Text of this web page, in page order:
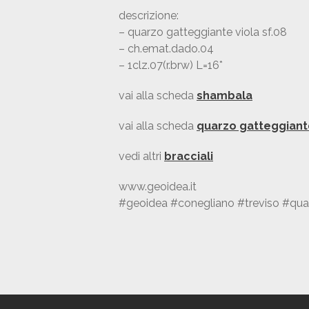
descrizione:
– quarzo gatteggiante viola sf.08
– ch.emat.dado.04
– 1clz.07(r.brw) L=16*
vai alla scheda shambala
vai alla scheda quarzo
vedi altri bracciali
www.geoidea.it
#geoidea #conegliano #treviso